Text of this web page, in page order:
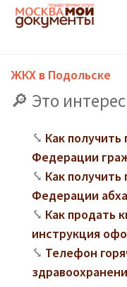
ЖКХ в Подольске
Это
Как
Федерации
Как
Федерации
Как продать
инструкция
Телефон